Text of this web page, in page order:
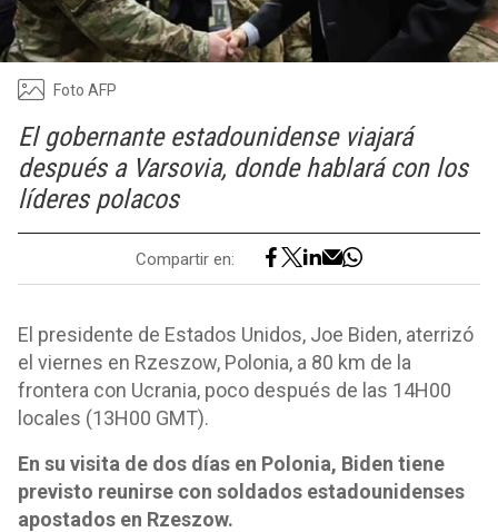
Foto AFP
El gobernante estadounidense viajará
después a Varsovia, donde hablará con los
líderes polacos
Compartir en:
El presidente de Estados Unidos, Joe Biden, aterrizó
el viernes en Rzeszow, Polonia, a 80 km de la
frontera con Ucrania, poco después de las 14H00
locales (13H00 GMT).
En su visita de dos días en Polonia, Biden tiene
previsto reunirse con soldados estadounidenses
apostados en Rzeszow.